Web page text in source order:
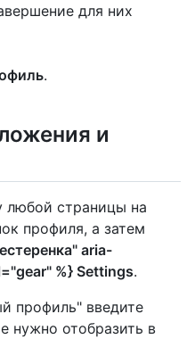
для них
.
и
любой страницы на
профиля, а затем
aria-
%} Settings.
профиль" введите
нужно отобразить в